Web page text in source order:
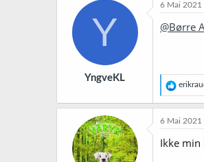
Y
YngveKL
6 Mai 2021
@Børre
R
e
a
k
o
6 Mai 2021
Ikke min